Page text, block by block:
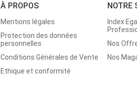
À PROPOS
Mentions légales
Protection des données
personnelles
Conditions Générales de Vente
Ethique et conformité
NOTRE
Index
Nos
Nos